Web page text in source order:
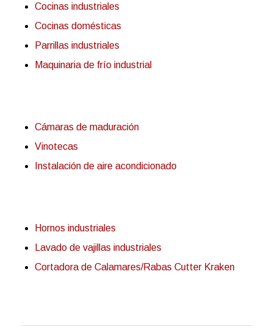
Cocinas industriales
Cocinas domésticas
Parrillas industriales
Maquinaria de frío industrial
Cámaras de maduración
Vinotecas
Instalación de aire acondicionado
Hornos industriales
Lavado de vajillas industriales
Cortadora de Calamares/Rabas Cutter Kraken